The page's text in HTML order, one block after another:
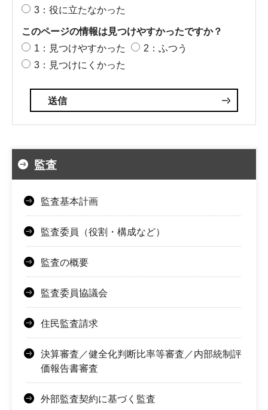
3：役に立たなかった
このページの情報は見つけやすかったですか？
1：見つけやすかった
2：ふつう
3：見つけにくかった
監査
監査基本計画
監査委員（役割・構成など）
監査の概要
監査委員協議会
住民監査請求
決算審査／健全化判断比率等審査／内部統制評
価報告書審査
外部監査契約に基づく監査